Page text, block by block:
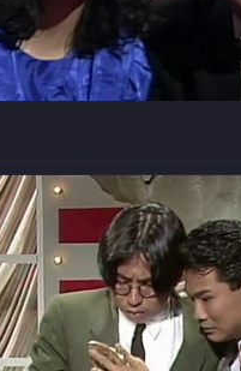
景，结婚也有利可图。结婚摆
。请饮的固然可喜可贺，不
可以赚回礼金？一齐参考“饮
趣剧。